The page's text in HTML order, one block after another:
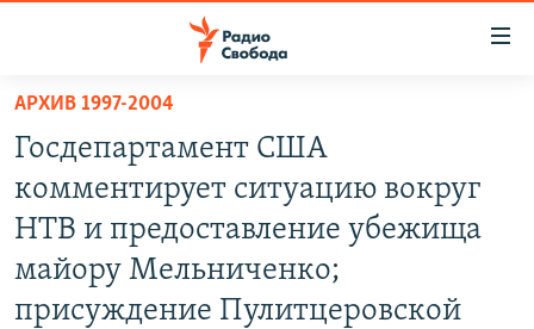
упрощенного
доступа
основному
содержанию
ПОДКАСТЫ
АВТОРСКИЕ ПРОЕКТЫ
ЦИТАТЫ СВОБОДЫ
МНЕНИЯ
АРХИВ 1997-2004
Госдепартамент США
комментирует ситуацию вокруг
НТВ и предоставление убежища
майору Мельниченко;
присуждение Пулитцеровской